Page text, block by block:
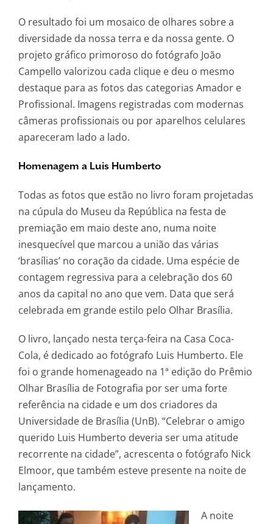
O resultado foi um mosaico de olhares sobre a
diversidade da nossa terra e da nossa gente. O
projeto gráfico primoroso do fotógrafo João
Campello valorizou cada clique e deu o mesmo
destaque para as fotos das categorias Amador e
Profissional. Imagens registradas com modernas
câmeras profissionais ou por aparelhos celulares
apareceram lado a lado.
Homenagem a Luis Humberto
Todas as fotos que estão no livro foram projetadas
na cúpula do Museu da República na festa de
premiação em maio deste ano, numa noite
inesquecível que marcou a união das várias
‘brasílias’ no coração da cidade. Uma espécie de
contagem regressiva para a celebração dos 60
anos da capital no ano que vem. Data que será
celebrada em grande estilo pelo Olhar Brasília.
O livro, lançado nesta terça-feira na Casa Coca-
Cola, é dedicado ao fotógrafo Luis Humberto. Ele
foi o grande homenageado na 1ª edição do Prêmio
Olhar Brasília de Fotografia por ser uma forte
referência na cidade e um dos criadores da
Universidade de Brasília (UnB). “Celebrar o amigo
querido Luis Humberto deveria ser uma atitude
recorrente na cidade”, acrescenta o fotógrafo Nick
Elmoor, que também esteve presente na noite de
lançamento.
A noite